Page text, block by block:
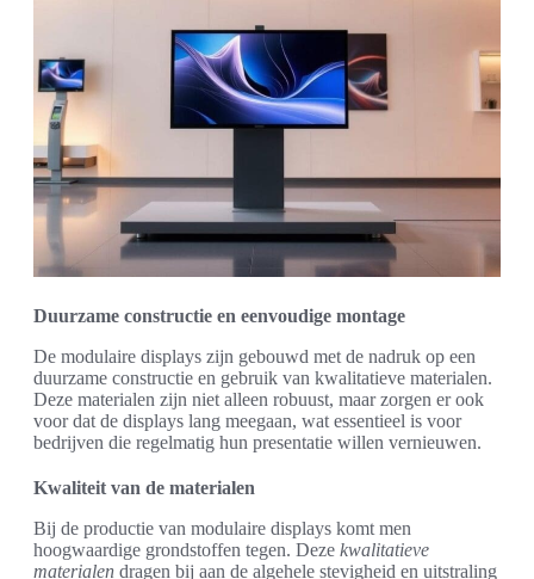
Duurzame constructie en eenvoudige montage
De modulaire displays zijn gebouwd met de nadruk op een
duurzame constructie en gebruik van kwalitatieve materialen.
Deze materialen zijn niet alleen robuust, maar zorgen er ook
voor dat de displays lang meegaan, wat essentieel is voor
bedrijven die regelmatig hun presentatie willen vernieuwen.
Kwaliteit van de materialen
Bij de productie van modulaire displays komt men
hoogwaardige grondstoffen tegen. Deze kwalitatieve
materialen dragen bij aan de algehele stevigheid en uitstraling